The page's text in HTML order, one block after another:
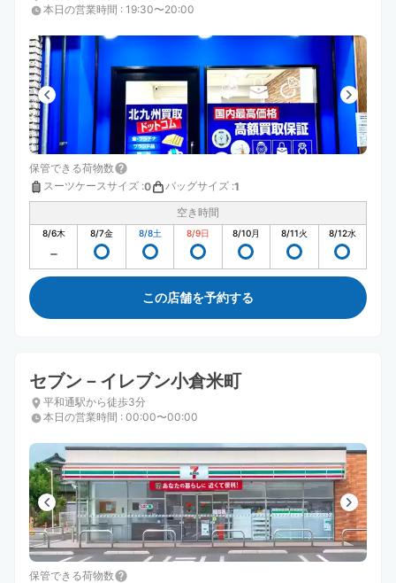
本日の営業時間 : 19:30〜20:00
保管できる荷物数
スーツケースサイズ :0 バッグサイズ :1
空き時間
8/6木 8/7金 8/8土 8/9日 8/10月 8/11火 8/12水
この店舗を予約する
セブン－イレブン小倉米町
平和通駅から徒歩3分
本日の営業時間 : 00:00〜00:00
保管できる荷物数